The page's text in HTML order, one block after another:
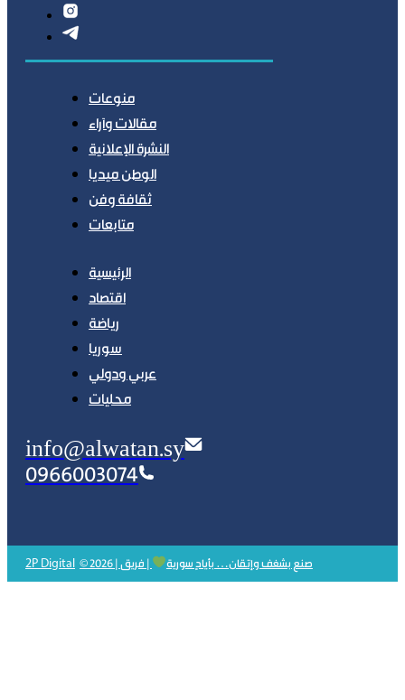
منوعات
مقالات وآراء
النشرة الإعلانية
الوطن ميديا
ثقافة وفن
متابعات
الرئيسية
اقتصاد
رياضة
سوريا
عربي ودولي
محليات
info@alwatan.sy
0966003074
2P Digital © 2026 | صنع بشغف وإتقان… بأيادٍ سورية | فريق